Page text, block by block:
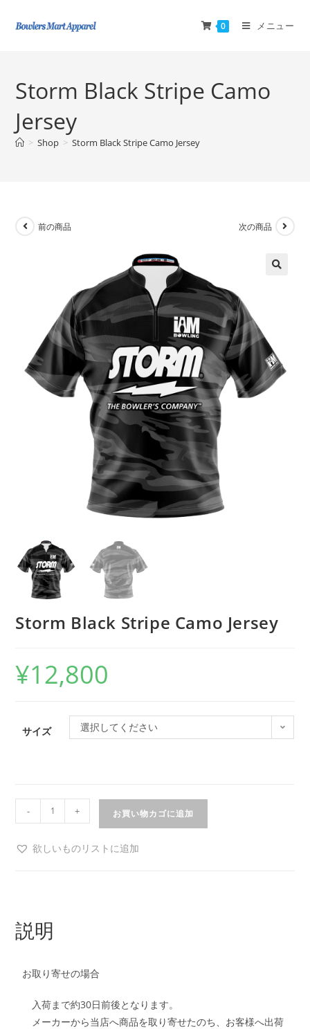
0 メニュー
Storm Black Stripe Camo
Jersey
> Shop > Storm Black Stripe Camo Jersey
前の商品 次の商品
Storm Black Stripe Camo Jersey
¥12,800
サイズ 選択してください
- + お買い物カゴに追加
欲しいものリストに追加
説明
お取り寄せの場合
入荷まで約30日前後となります。
メーカーから当店へ商品を取り寄せたのち、お客様へ出荷